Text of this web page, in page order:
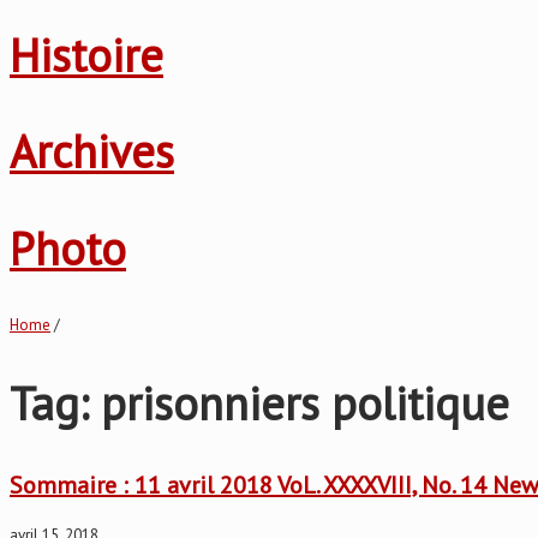
Histoire
Archives
Photo
Home /
Tag: prisonniers politique
Sommaire : 11 avril 2018 VoL. XXXXVIII, No. 14